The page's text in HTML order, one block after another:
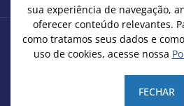
Copyright © 2026. Todos os
Federação do Comércio de Bens,
sua experiência de navegação,
oferecer conteúdo relevantes.
como tratamos seus dados e
uso de cookies, acesse nossa
FECHAR